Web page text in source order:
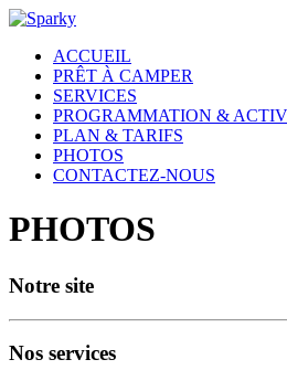
ACCUEIL
PRÊT À CAMPER
SERVICES
PROGRAMMATION &
PLAN & TARIFS
PHOTOS
CONTACTEZ-NOUS
PHOTOS
Notre site
Nos services